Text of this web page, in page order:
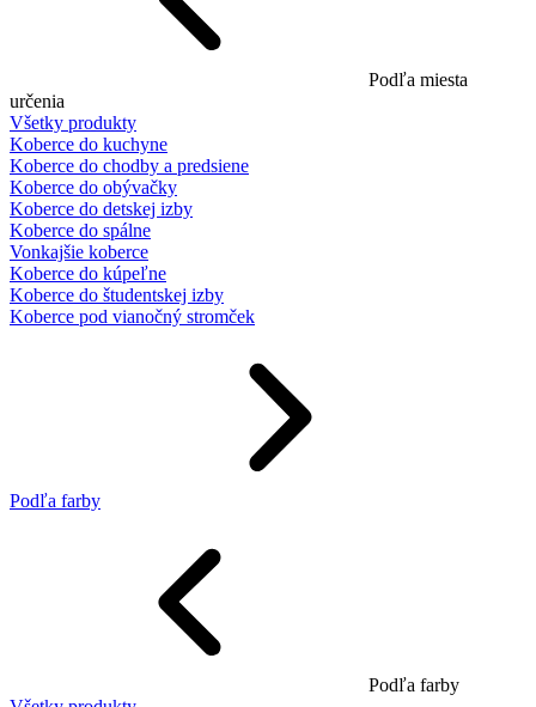
Podľa miesta
určenia
Všetky produkty
Koberce do kuchyne
Koberce do chodby a predsiene
Koberce do obývačky
Koberce do detskej izby
Koberce do spálne
Vonkajšie koberce
Koberce do kúpeľne
Koberce do študentskej izby
Koberce pod vianočný stromček
Podľa farby
Podľa farby